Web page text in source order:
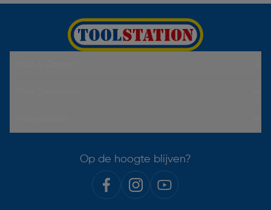
Op de hoogte blijven?